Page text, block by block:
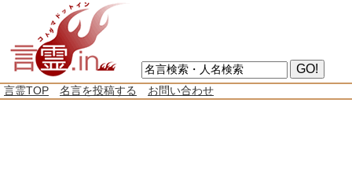
言霊TOP 名言を投稿する お問い合わせ